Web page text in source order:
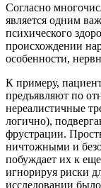
Согласно
является одним
психического
происхождении
особенности,
К примеру,
предъявляют по
нереалистичные
логично),
фрустрации.
ничтожными и
побуждает их к
игнорируя риски
исследовании